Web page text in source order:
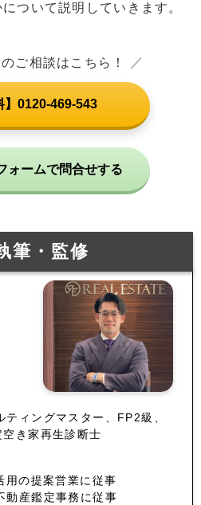
ついて説明していきます。
ご相談はこちら！ ／
】0120-469-543
ォームで問合せする
筆・監修
ィングマスター、FP2級、
き家再生診断士
用の提案営業に従事
動産鑑定事務に従事